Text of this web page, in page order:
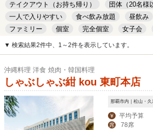
テイクアウト（お持ち帰り）
団体（20名様
一人で入りやすい
食べ飲み放題 昼飲み
ファミリー
個室 完全個室 女子会
キッズルーム
安い デート
▼ 検索結果2件中、1～2件を表示しています。
沖縄料理 洋食 焼肉・韓国料理
しゃぶしゃぶ紺 kou 東町本店
那覇市内｜松山・久
￥ 平均予算
席 78席